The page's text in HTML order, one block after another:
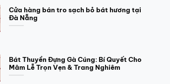
Cửa hàng bán tro sạch bỏ bát hương tại
Đà Nẵng
Bát Thuyền Đựng Gà Cúng: Bí Quyết Cho
Mâm Lễ Trọn Vẹn & Trang Nghiêm